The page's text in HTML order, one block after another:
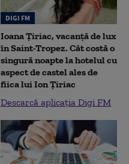
DIGI FM
Ioana Țiriac, vacanță de lux
în Saint-Tropez. Cât costă o
singură noapte la hotelul cu
aspect de castel ales de
fiica lui Ion Țiriac
Descarcă aplicația Digi FM